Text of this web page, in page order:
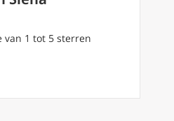
van 1 tot 5 sterren
(02) De Heilige Catharina